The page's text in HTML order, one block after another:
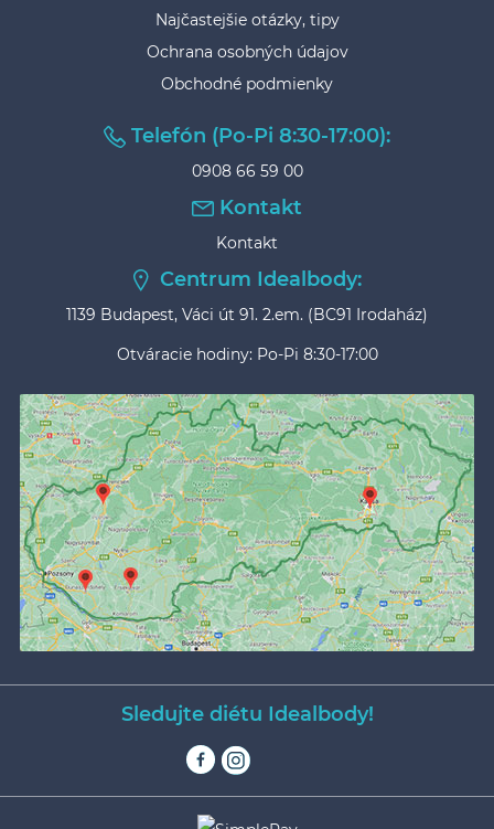
Najčastejšie otázky, tipy
Ochrana osobných údajov
Obchodné podmienky
Telefón (Po-Pi 8:30-17:00):
0908 66 59 00
Kontakt
Kontakt
Centrum Idealbody:
1139 Budapest, Váci út 91. 2.em. (BC91 Irodaház)
Otváracie hodiny: Po-Pi 8:30-17:00
Sledujte diétu Idealbody!